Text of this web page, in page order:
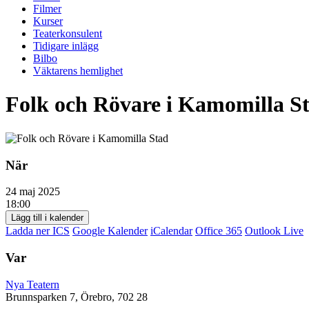
Filmer
Kurser
Teaterkonsulent
Tidigare inlägg
Bilbo
Väktarens hemlighet
Folk och Rövare i Kamomilla
När
24 maj 2025
18:00
Lägg till i kalender
Ladda ner ICS Google Kalender iCalendar Office 365 Outlook Live
Var
Nya Teatern
Brunnsparken 7, Örebro, 702 28